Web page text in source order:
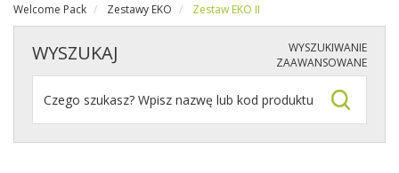
Welcome Pack Zestawy EKO Zestaw EKO II
WYSZUKAJ
WYSZUKIWANIE
ZAAWANSOWANE